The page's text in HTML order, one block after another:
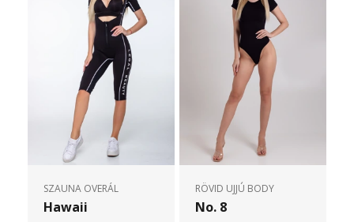
SZAUNA OVERÁL
Hawaii
RÖVID UJJÚ BODY
No. 8